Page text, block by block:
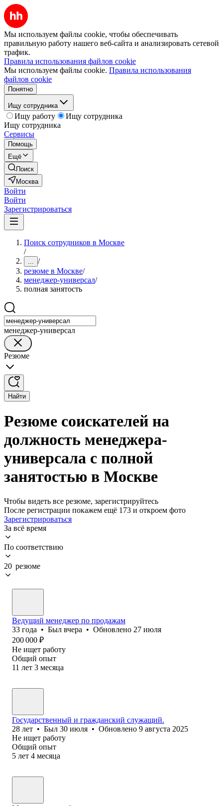
Мы используем файлы cookie, чтобы обеспечивать
правильную работу нашего веб-сайта и анализировать сетевой
трафик.
Правила использования файлов cookie
Мы используем файлы cookie. Правила использования
файлов cookie
Понятно
Ищу сотрудника
Ищу работу
Ищу сотрудника
Ищу сотрудника
Сервисы
Помощь
Ещё
Поиск
Москва
Войти
Войти
Зарегистрироваться
Поиск сотрудников в Москве
/
... /
резюме в Москве/
менеджер-универсал/
полная занятость
менеджер-универсал
Резюме
Найти
Резюме соискателей на
должность менеджера-
универсала с полной
занятостью в Москве
Чтобы видеть все резюме, зарегистрируйтесь
После регистрации покажем ещё 173 и откроем фото
Зарегистрироваться
За всё время
По соответствию
20 резюме
Ведущий менеджер по продажам
33 года • Был вчера • Обновлено 27 июля
200 000 ₽
Не ищет работу
Общий опыт
11 лет 3 месяца
Государственный и гражданский служащий.
28 лет • Был 30 июля • Обновлено 9 августа 2025
Не ищет работу
Общий опыт
5 лет 4 месяца